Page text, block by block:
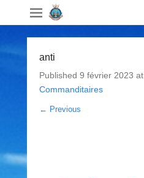
anti
Published 9 février 2023 at
Commanditaires
← Previous